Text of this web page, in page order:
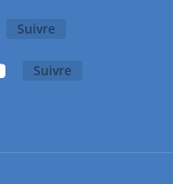
Suivre
Suivre